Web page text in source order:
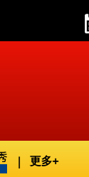
更多+